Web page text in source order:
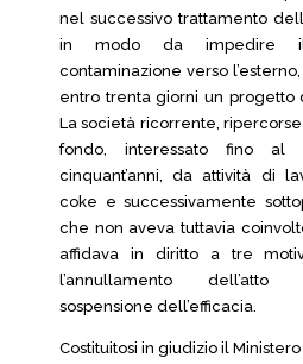
nel successivo trattamento
in modo da impedire
contaminazione verso
entro trenta giorni un progetto
La società ricorrente,
fondo, interessato fino
cinquant’anni, da attività di
coke e successivamente
che non aveva tuttavia
affidava in diritto a tre
l’annullamento dell’atto
sospensione dell’efficacia.
Costituitosi in giudizio il